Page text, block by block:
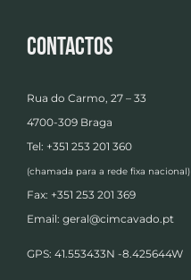
Contactos
Rua do Carmo, 27 – 33
4700-309 Braga
Tel: +351 253 201 360
(chamada para a rede fixa nacional)
Fax: +351 253 201 369
Email: geral@cimcavado.pt
GPS: 41.553433N -8.425644W